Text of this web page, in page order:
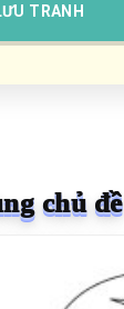
TRANH
chủ đề